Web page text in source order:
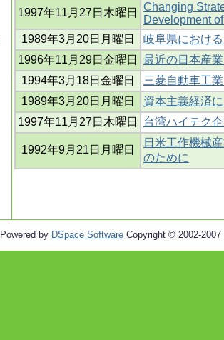
1997年11月27日木曜日
Changing
Development
1989年3月20日月曜日
岐阜県におけ
1996年11月29日金曜日
最近の日本産
1994年3月18日金曜日
三菱自動車工
1989年3月20日月曜日
資本主義経済
1997年11月27日木曜日
台湾ハイテク
1992年9月21日月曜日
日米工作機械
のために
Powered by DSpace Software Copyright © 2002-2007